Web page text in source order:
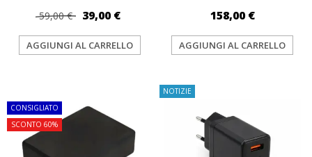
59,00 € 39,00 €
AGGIUNGI AL CARRELLO
158,00 €
AGGIUNGI AL CARRELLO
CONSIGLIATO
SCONTO 60%
NOTIZIE